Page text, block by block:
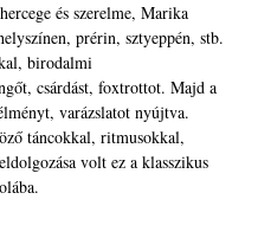
és szerelme, Marika
prérin, sztyeppén, stb.
birodalmi
csárdást, foxtrottot. Majd a
varázslatot nyújtva.
táncokkal, ritmusokkal,
volt ez a klasszikus